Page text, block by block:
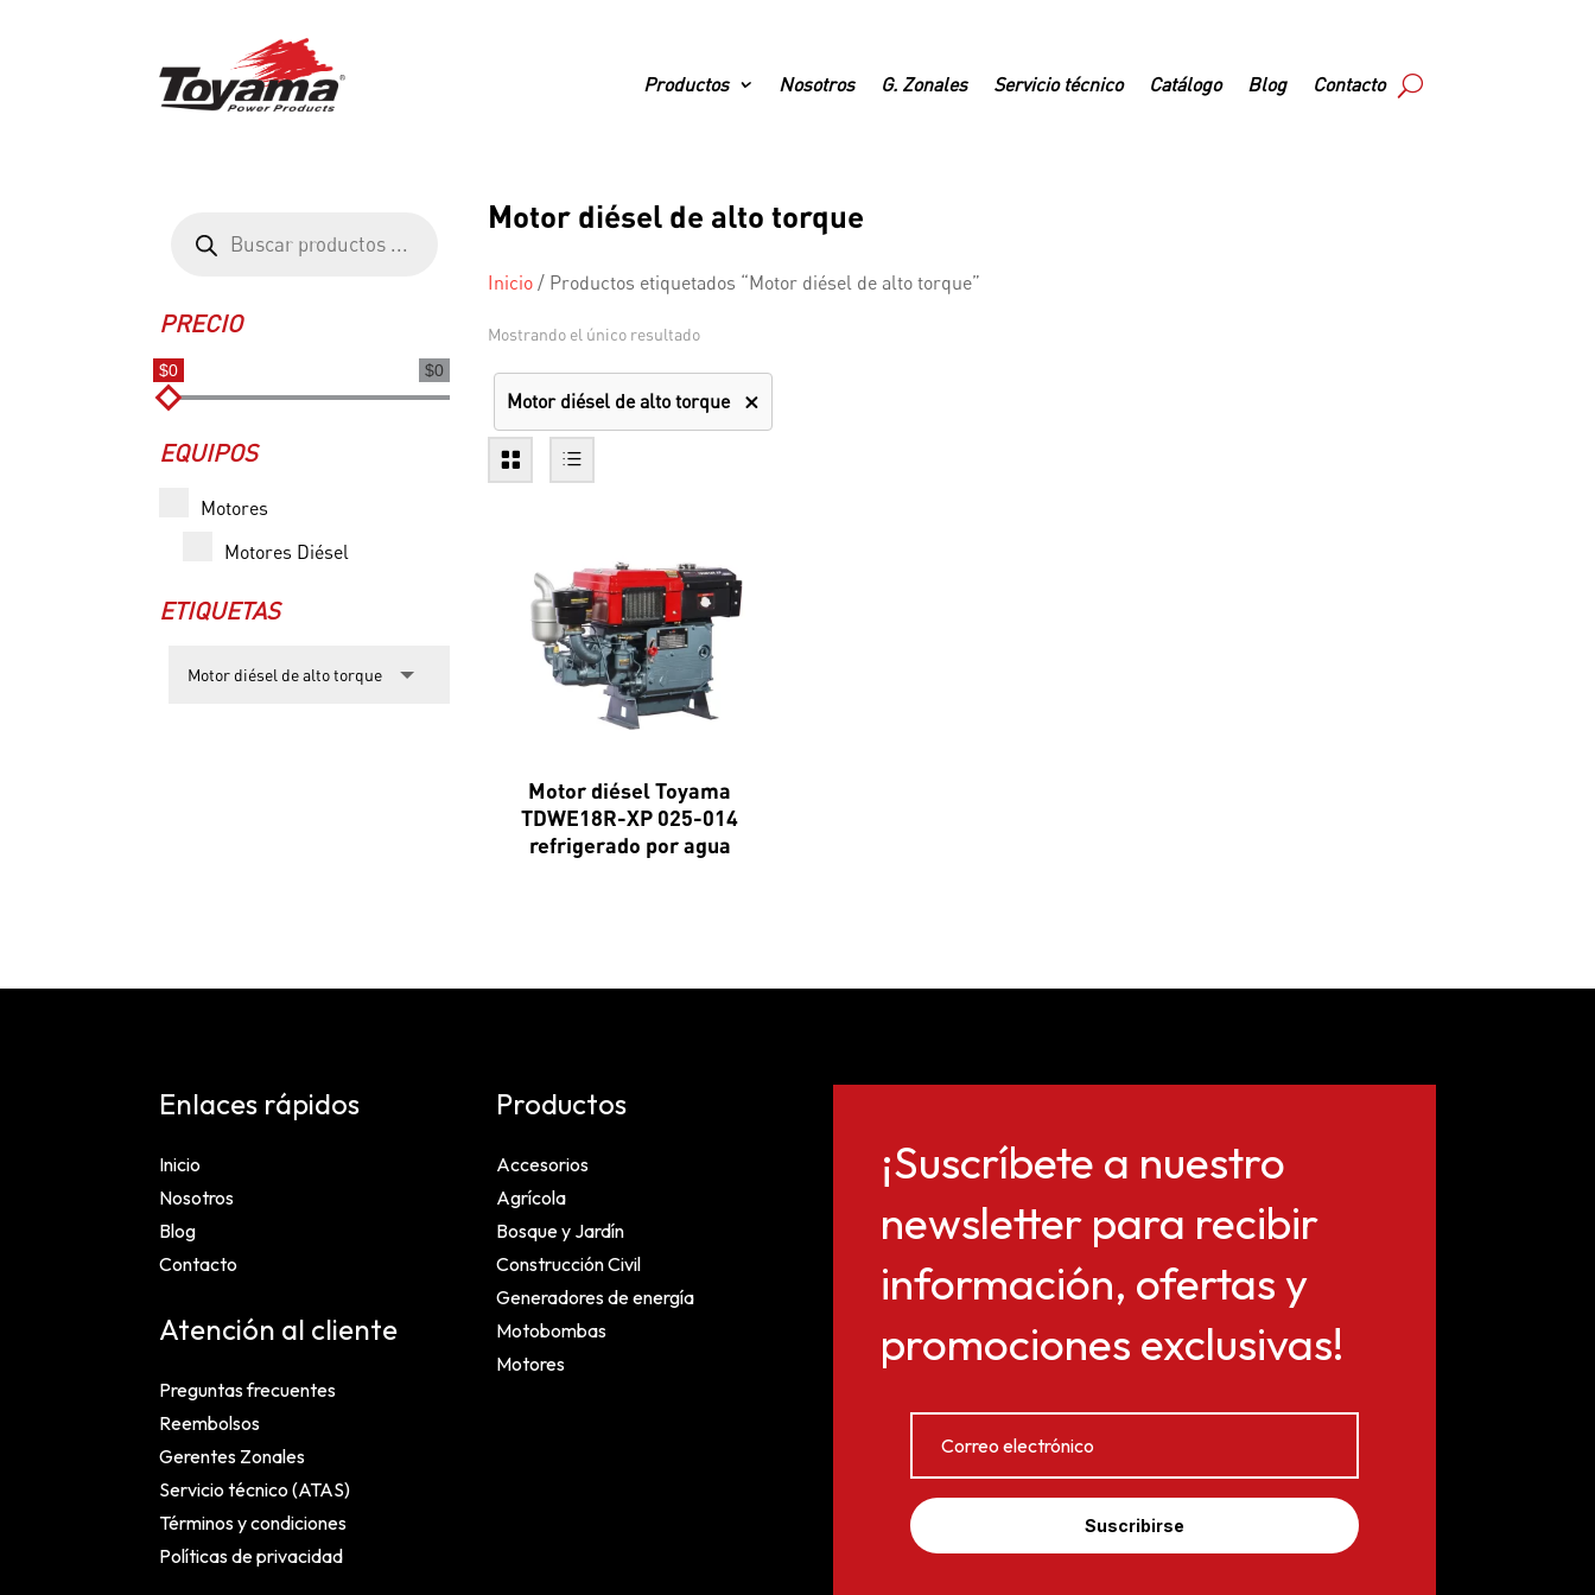
Productos Nosotros G. Zonales Servicio técnico Catálogo Blog Contacto
productos
PRECIO
$0
$0
EQUIPOS
Motores
Motores Diésel
ETIQUETAS
Motor diésel de alto torque
Inicio / Productos etiquetados “Motor diésel de alto torque”
Mostrando el único resultado
Motor diésel de alto torque
Motor diésel Toyama
TDWE18R-XP 025-014
refrigerado por agua
Enlaces rápidos
Inicio
Nosotros
Blog
Contacto
Atención al cliente
Preguntas frecuentes
Reembolsos
Gerentes Zonales
Servicio técnico (ATAS)
Términos y condiciones
Políticas de privacidad
Productos
Accesorios
Agrícola
Bosque y Jardín
Construcción Civil
Generadores de energía
Motobombas
Motores
¡Suscríbete a nuestro
newsletter para recibir
información, ofertas y
promociones exclusivas!
Suscribirse